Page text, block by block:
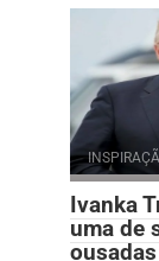
Ivanka
uma de